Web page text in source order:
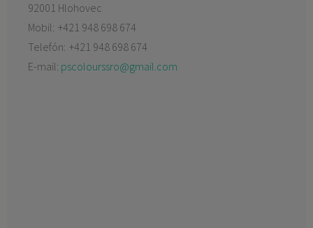
92001 Hlohovec
Mobil: +421 948 698 674
Telefón: +421 948 698 674
E-mail: pscolourssro@gmail.com